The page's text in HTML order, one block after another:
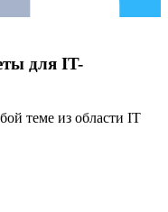
для IT-
теме из области IT